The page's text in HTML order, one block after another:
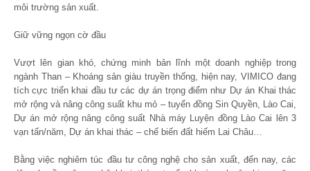
môi trường sản xuất.
Giữ vững ngọn cờ đầu
Vượt lên gian khó, chứng minh bản lĩnh một doanh nghiệp trong
ngành Than – Khoáng sản giàu truyền thống, hiện nay, VIMICO đang
tích cực triển khai đầu tư các dự án trọng điểm như Dự án Khai thác
mở rộng và nâng công suất khu mỏ – tuyển đồng Sin Quyền, Lào Cai,
Dự án mở rộng nâng công suất Nhà máy Luyện đồng Lào Cai lên 3
vạn tấn/năm, Dự án khai thác – chế biến đất hiếm Lai Châu…
Bằng việc nghiêm túc đầu tư công nghệ cho sản xuất, đến nay, các